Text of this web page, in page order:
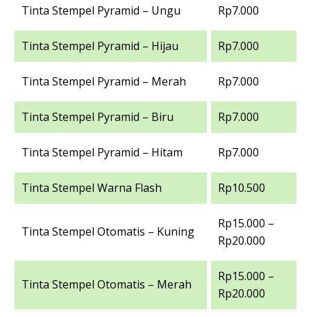
Tinta Stempel Pyramid – Ungu Rp7.000
Tinta Stempel Pyramid – Hijau Rp7.000
Tinta Stempel Pyramid – Merah Rp7.000
Tinta Stempel Pyramid – Biru Rp7.000
Tinta Stempel Pyramid – Hitam Rp7.000
Tinta Stempel Warna Flash Rp10.500
Tinta Stempel Otomatis – Kuning
Rp15.000 –
Rp20.000
Tinta Stempel Otomatis – Merah
Rp15.000 –
Rp20.000